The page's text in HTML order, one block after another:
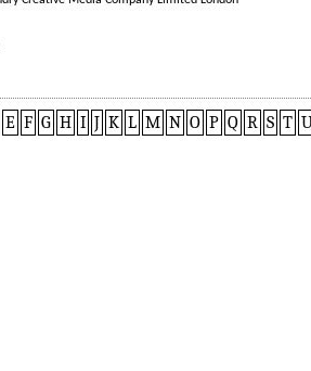
E F G H I J K L M N O P Q R S T